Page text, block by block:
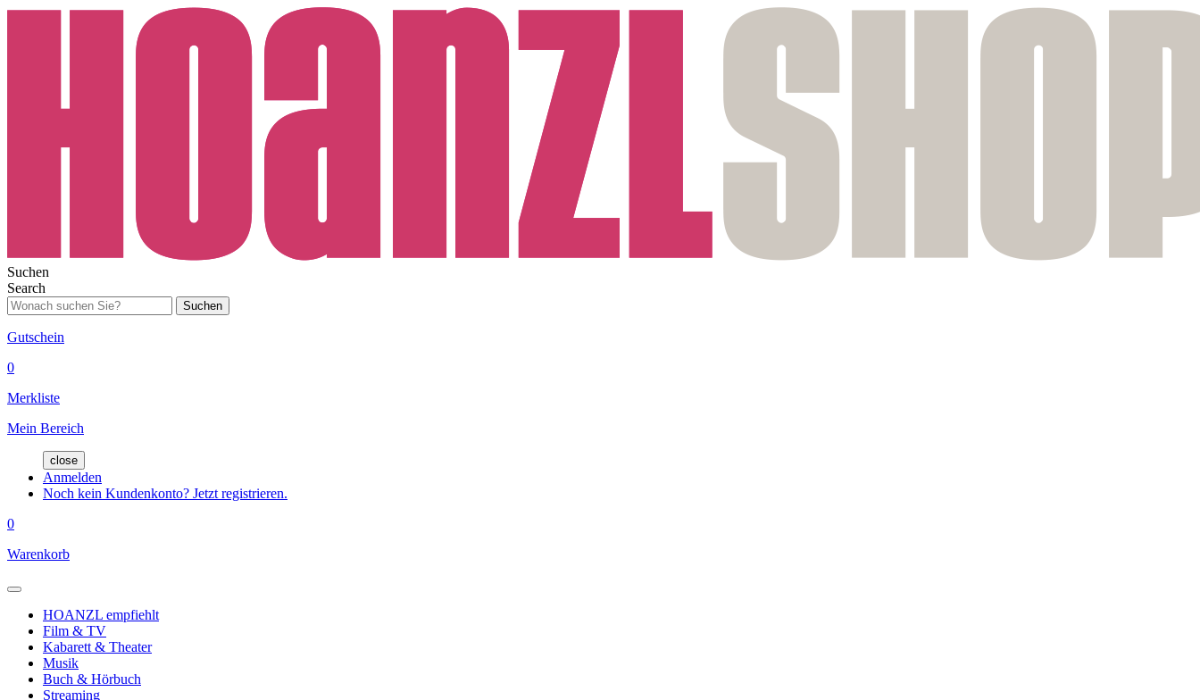
Suchen
Search
Suchen
Gutschein
0
Merkliste
Mein Bereich
close
Anmelden
Noch kein Kundenkonto? Jetzt registrieren.
0
Warenkorb
HOANZL empfiehlt
Film & TV
Kabarett & Theater
Musik
Buch & Hörbuch
Streaming